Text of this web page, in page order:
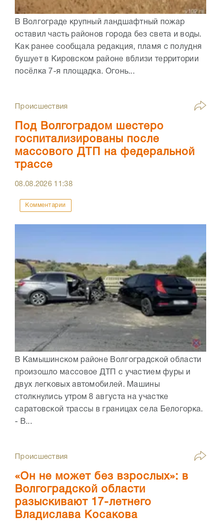
В Волгограде крупный ландшафтный пожар
оставил часть районов города без света и воды.
Как ранее сообщала редакция, пламя с полудня
бушует в Кировском районе вблизи территории
посёлка 7-я площадка. Огонь...
Происшествия
Под Волгоградом шестеро
госпитализированы после
массового ДТП на федеральной
трассе
08.08.2026 11:38
Комментарии
В Камышинском районе Волгоградской области
произошло массовое ДТП с участием фуры и
двух легковых автомобилей. Машины
столкнулись утром 8 августа на участке
саратовской трассы в границах села Белогорка.
- В...
Происшествия
«Он не может без взрослых»: в
Волгоградской области
разыскивают 17-летнего
Владислава Косакова